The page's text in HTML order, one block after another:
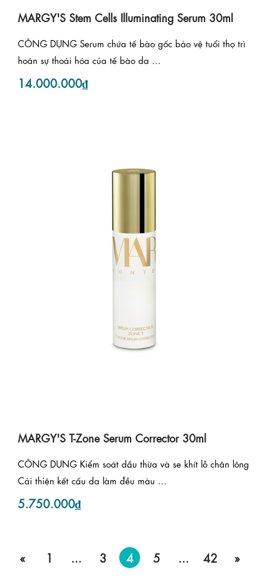
MARGY'S Stem Cells Illuminating Serum 30ml
CÔNG DỤNG Serum chứa tế bào gốc bảo vệ tuổi thọ trì
hoãn sự thoái hóa của tế bào da ...
14.000.000₫
MARGY'S T-Zone Serum Corrector 30ml
CÔNG DỤNG Kiểm soát dầu thừa và se khít lỗ chân lông
Cải thiện kết cấu da làm đều màu ...
5.750.000₫
« 1 3 4 5 42 »